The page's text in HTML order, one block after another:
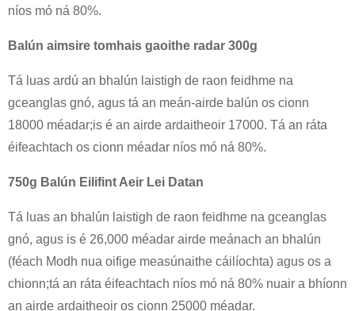
níos mó ná 80%.
Balún aimsire tomhais gaoithe radar 300g
Tá luas ardú an bhalún laistigh de raon feidhme na
gceanglas gnó, agus tá an meán-airde balún os cionn
18000 méadar;is é an airde ardaitheoir 17000. Tá an ráta
éifeachtach os cionn méadar níos mó ná 80%.
750g Balún Eilifint Aeir Lei Datan
Tá luas an bhalún laistigh de raon feidhme na gceanglas
gnó, agus is é 26,000 méadar airde meánach an bhalún
(féach Modh nua oifige measúnaithe cáilíochta) agus os a
chionn;tá an ráta éifeachtach níos mó ná 80% nuair a bhíonn
an airde ardaitheoir os cionn 25000 méadar.